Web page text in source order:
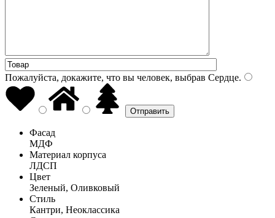
Пожалуйста, докажите, что вы человек, выбрав Сердце.
Фасад
МДФ
Материал корпуса
ЛДСП
Цвет
Зеленый, Оливковый
Стиль
Кантри, Неоклассика